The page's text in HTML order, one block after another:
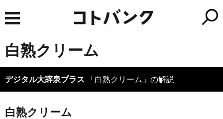
白熟クリーム
デジタル大辞泉プラス 「白熟クリーム」の解説
白熟クリーム